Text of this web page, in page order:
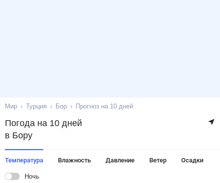
Мир Турция Бор Прогноз на 10 дней
Погода на 10 дней
в Бору
Температура Влажность Давление Ветер Осадки
Ночь